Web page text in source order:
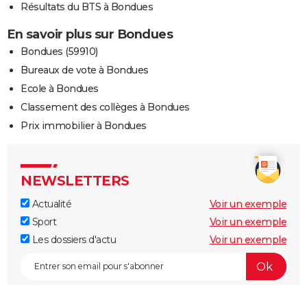
Résultats du BTS à Bondues
En savoir plus sur Bondues
Bondues (59910)
Bureaux de vote à Bondues
Ecole à Bondues
Classement des collèges à Bondues
Prix immobilier à Bondues
NEWSLETTERS
Actualité
Voir un exemple
Sport
Voir un exemple
Les dossiers d'actu
Voir un exemple